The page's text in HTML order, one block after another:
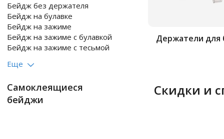
Бейдж без держателя
Бейдж на булавке
Бейдж на зажиме
Бейдж на зажиме с булавкой
Бейдж на зажиме с тесьмой
Еще
Самоклеящиеся
бейджи
Держатели для
Скидки и